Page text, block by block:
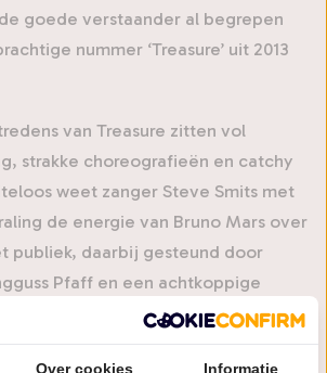
goede verstaander al begrepen
nummer ‘Treasure’ uit 2013
van Treasure zitten vol
strakke choreografieën en catchy
weet zanger Steve Smits met
de energie van Bruno Mars over
publiek, daarbij gesteund door
Pfaff en een achtkoppige
dicht bij deze mix van pop, funk,
en rock en je zou zweren dat Bruno
Over cookies Informatie